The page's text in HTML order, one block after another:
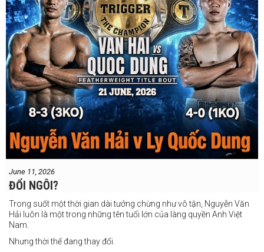
June 11, 2026
ĐỔI NGÔI?
Trong suốt một thời gian dài tưởng chừng như vô tận, Nguyễn Văn
Hải luôn là một trong những tên tuổi lớn của làng quyền Anh Việt
Nam.
Nhưng thời thế đang thay đổi.